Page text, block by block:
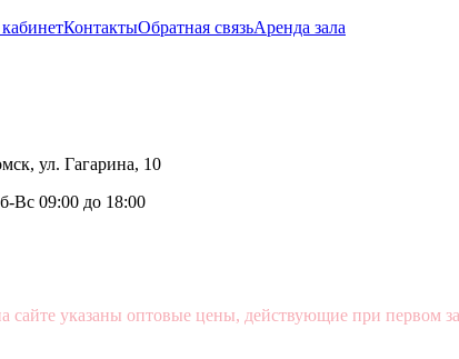
КонтактыОбратная связьАренда зала
ул. Гагарина, 10
Вс 09:00 до 18:00
сайте указаны оптовые цены, действующие при первом